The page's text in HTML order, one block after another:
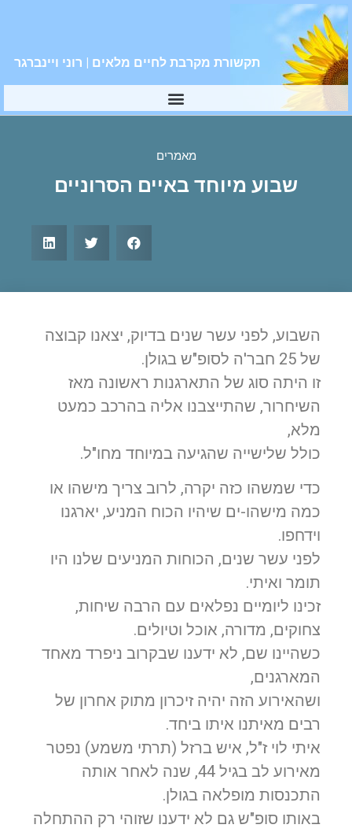
תקשורת מקרבת לחיים מלאים | רוני ויינברגר
מאמרים
שבוע מיוחד באיים הסרוניים
השבוע, לפני עשר שנים בדיוק, יצאנו קבוצה
של 25 חבר'ה לסופ"ש בגולן.
זו היתה סוג של התארגנות ראשונה מאז
השיחרור, שהתייצבנו אליה בהרכב כמעט
מלא,
כולל שלישייה שהגיעה במיוחד מחו"ל.
כדי שמשהו כזה יקרה, לרוב צריך מישהו או
כמה מישהו-ים שיהיו הכוח המניע, יארגנו
וידחפו.
לפני עשר שנים, הכוחות המניעים שלנו היו
תומר ואיתי.
זכינו ליומיים נפלאים עם הרבה שיחות,
צחוקים, מדורה, אוכל וטיולים.
כשהיינו שם, לא ידענו שבקרוב ניפרד מאחד
המארגנים,
ושהאירוע הזה יהיה זיכרון מתוק אחרון של
רבים מאיתנו איתו ביחד.
איתי לוי ז"ל, איש ברזל (תרתי משמע) נפטר
מאירוע לב בגיל 44, שנה לאחר אותה
התכנסות מופלאה בגולן.
באותו סופ"ש גם לא ידענו שזוהי רק ההתחלה